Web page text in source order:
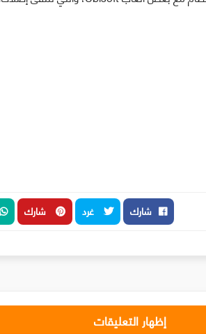
شارك غرد شارك
إظهار التعليقات